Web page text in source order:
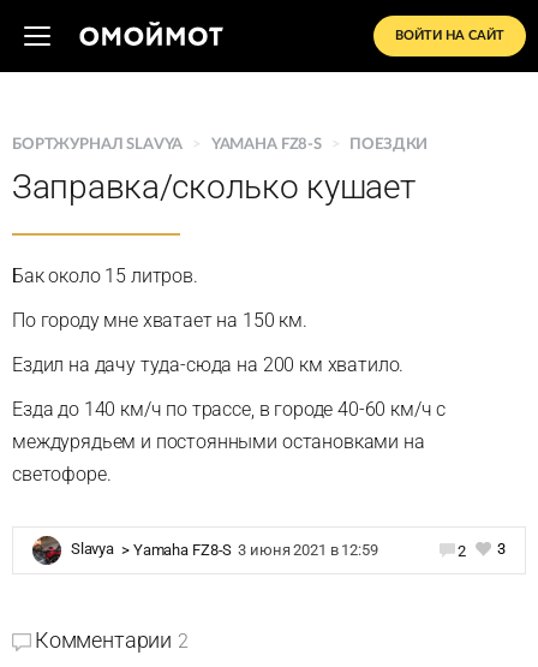
ВОЙТИ НА САЙТ
БОРТЖУРНАЛ SLAVYA > YAMAHA FZ8-S > ПОЕЗДКИ
Заправка/сколько кушает
Бак около 15 литров.
По городу мне хватает на 150 км.
Ездил на дачу туда-сюда на 200 км хватило.
Езда до 140 км/ч по трассе, в городе 40-60 км/ч с
междурядьем и постоянными остановками на
светофоре.
Slavya > Yamaha FZ8-S 3 июня 2021 в 12:59 2 3
Комментарии 2